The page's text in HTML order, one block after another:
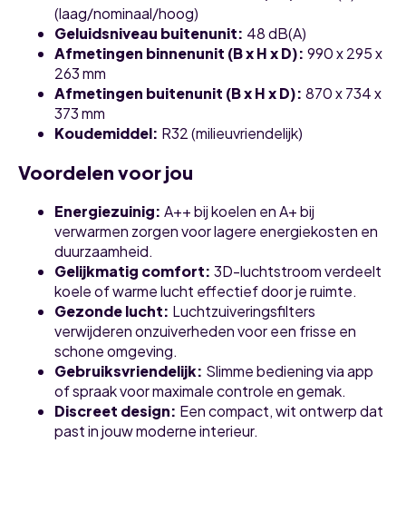
(laag/nominaal/hoog)
Geluidsniveau buitenunit: 48 dB(A)
Afmetingen binnenunit (B x H x D): 990 x 295 x
263 mm
Afmetingen buitenunit (B x H x D): 870 x 734 x
373 mm
Koudemiddel: R32 (milieuvriendelijk)
Voordelen voor jou
Energiezuinig: A++ bij koelen en A+ bij
verwarmen zorgen voor lagere energiekosten en
duurzaamheid.
Gelijkmatig comfort: 3D-luchtstroom verdeelt
koele of warme lucht effectief door je ruimte.
Gezonde lucht: Luchtzuiveringsfilters
verwijderen onzuiverheden voor een frisse en
schone omgeving.
Gebruiksvriendelijk: Slimme bediening via app
of spraak voor maximale controle en gemak.
Discreet design: Een compact, wit ontwerp dat
past in jouw moderne interieur.